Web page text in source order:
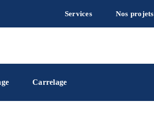
Services Nos projets
Carrelage